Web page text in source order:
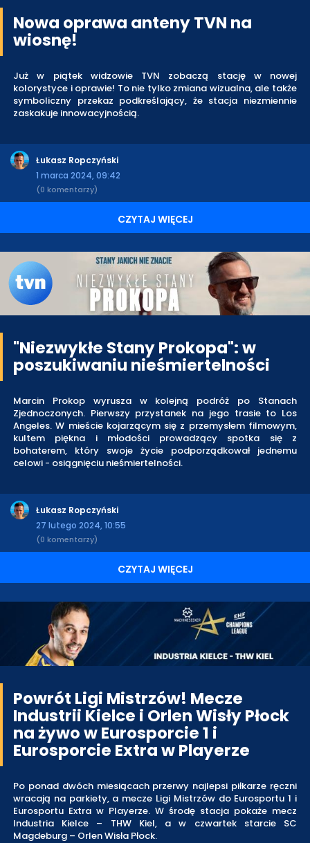
Nowa oprawa anteny TVN na
wiosnę!
Już w piątek widzowie TVN zobaczą stację w nowej
kolorystyce i oprawie! To nie tylko zmiana wizualna, ale także
symboliczny przekaz podkreślający, że stacja niezmiennie
zaskakuje innowacyjnością.
Łukasz Ropczyński
1 marca 2024, 09:42
(0 komentarzy)
CZYTAJ WIĘCEJ
"Niezwykłe Stany Prokopa": w
poszukiwaniu nieśmiertelności
Marcin Prokop wyrusza w kolejną podróż po Stanach
Zjednoczonych. Pierwszy przystanek na jego trasie to Los
Angeles. W mieście kojarzącym się z przemysłem filmowym,
kultem piękna i młodości prowadzący spotka się z
bohaterem, który swoje życie podporządkował jednemu
celowi - osiągnięciu nieśmiertelności.
Łukasz Ropczyński
27 lutego 2024, 10:55
(0 komentarzy)
CZYTAJ WIĘCEJ
Powrót Ligi Mistrzów! Mecze
Industrii Kielce i Orlen Wisły Płock
na żywo w Eurosporcie 1 i
Eurosporcie Extra w Playerze
Po ponad dwóch miesiącach przerwy najlepsi piłkarze ręczni
wracają na parkiety, a mecze Ligi Mistrzów do Eurosportu 1 i
Eurosportu Extra w Playerze. W środę stacja pokaże mecz
Industria Kielce – THW Kiel, a w czwartek starcie SC
Magdeburg – Orlen Wisła Płock.